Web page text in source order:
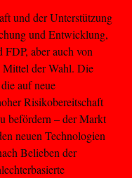
und der Unterstützung
und Entwicklung,
aber auch von
Mittel der Wahl. Die
auf neue
Risikobereitschaft
befördern – der Markt
neuen Technologien
Belieben der